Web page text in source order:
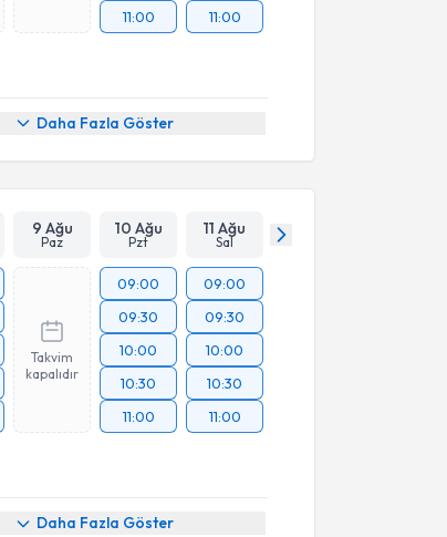
11:00
11:00
Daha Fazla Göster
9 Ağu
Paz
10 Ağu
Pzt
11 Ağu
Sal
Takvim
kapalıdır
09:00
09:30
10:00
10:30
11:00
09:00
09:30
10:00
10:30
11:00
Daha Fazla Göster